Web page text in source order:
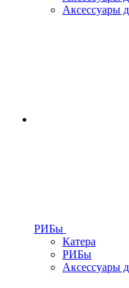
Аксессуары
РИБы
Катера
РИБы
Аксессуары